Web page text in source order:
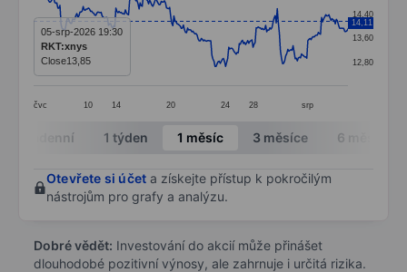
Line chart with 299 data points.
The chart has 1 X axis displaying categories.
The chart has 1 Y axis displaying values. Data ranges
čvc 10 14 20 24 28 srp
12,80
13,60
14,40
14,11
05-srp-2026 19:30
RKT:xnys
Close13,85
End of interactive chart.
Intradenní 1 týden 1 měsíc 3 měsíce 6 měsíců
Otevřete si účet a získejte přístup k pokročilým
nástrojům pro grafy a analýzu.
Dobré vědět: Investování do akcií může přinášet
dlouhodobé pozitivní výnosy, ale zahrnuje i určitá rizika.